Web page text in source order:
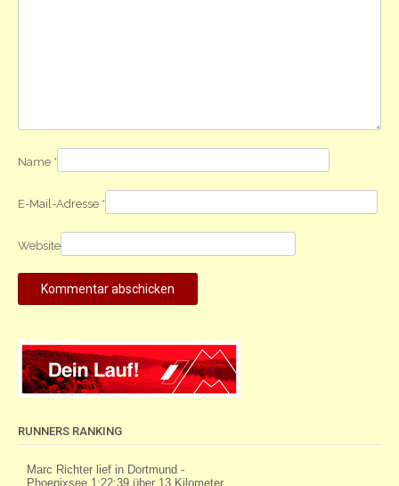
Name *
E-Mail-Adresse *
Website
RUNNERS RANKING